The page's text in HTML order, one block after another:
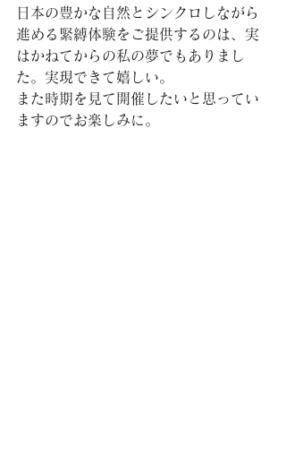
日本の豊かな自然とシンクロしながら
進める緊縛体験をご提供するのは、実
はかねてからの私の夢でもありまし
た。実現できて嬉しい。
また時期を見て開催したいと思ってい
ますのでお楽しみに。